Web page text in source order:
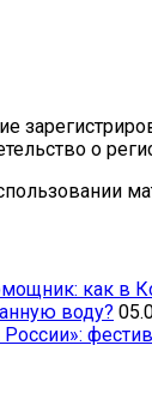
о
как в
воду?